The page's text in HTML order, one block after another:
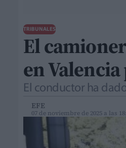
TRIBUNALES
El
en
El conductor ha
EFE
07 de noviembre de 2025 a las